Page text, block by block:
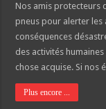
Nos amis protecteurs
pneus pour alerter les
conséquences
des activités
chose acquise. Si nos
Plus encore ...